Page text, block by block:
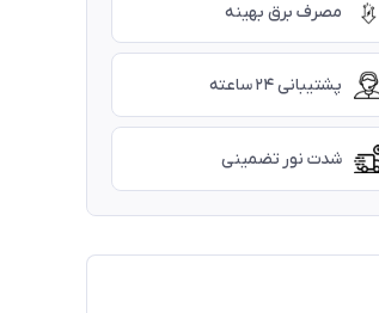
مصرف برق بهینه
پشتیبانی ۲۴ ساعته
شدت نور تضمینی